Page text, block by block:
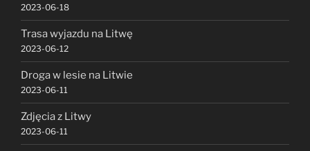
2023-06-18
Trasa wyjazdu na Litwę
2023-06-12
Droga w lesie na Litwie
2023-06-11
Zdjęcia z Litwy
2023-06-11